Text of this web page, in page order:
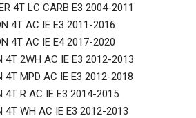
4T LC CARB E3 2004-2011
4T AC IE E3 2011-2016
4T AC IE E4 2017-2020
4T 2WH AC IE E3 2012-2013
4T MPD AC IE E3 2012-2018
4T R AC IE E3 2014-2015
4T WH AC IE E3 2012-2013